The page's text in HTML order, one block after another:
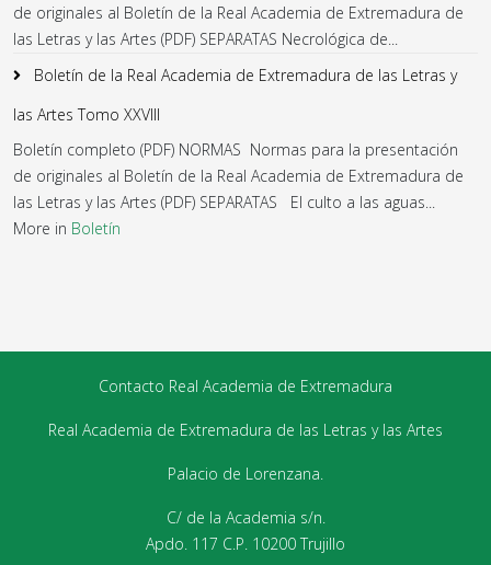
de originales al Boletín de la Real Academia de Extremadura de
las Letras y las Artes (PDF) SEPARATAS Necrológica de...
Boletín de la Real Academia de Extremadura de las Letras y
las Artes Tomo XXVIII
Boletín completo (PDF) NORMAS Normas para la presentación
de originales al Boletín de la Real Academia de Extremadura de
las Letras y las Artes (PDF) SEPARATAS El culto a las aguas...
More in Boletín
Contacto Real Academia de Extremadura
Real Academia de Extremadura de las Letras y las Artes
Palacio de Lorenzana.
C/ de la Academia s/n.
Apdo. 117 C.P. 10200 Trujillo